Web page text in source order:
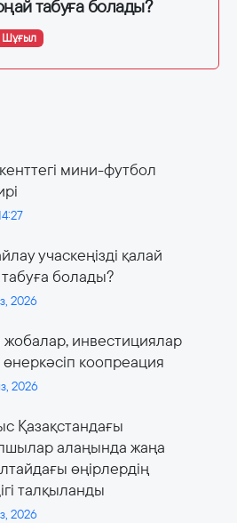
табуға болады?
Шұғыл
мини-футбол
учаскеңізді қалай
болады?
2026
инвестициялар
коопреация
2026
Қазақстандағы
алаңында жаңа
өңірлердің
талқыланды
2026